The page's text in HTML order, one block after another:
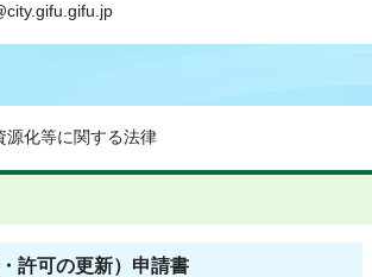
源化等に関する法律
許可の更新）申請書